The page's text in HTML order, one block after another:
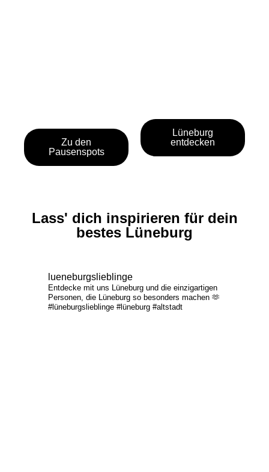
Zu den
Pausenspots
Lüneburg
entdecken
Lass' dich inspirieren für dein
bestes Lüneburg
lueneburgslieblinge
Entdecke mit uns Lüneburg und die einzigartigen
Personen, die Lüneburg so besonders machen 🫶
#lüneburgslieblinge #lüneburg #altstadt